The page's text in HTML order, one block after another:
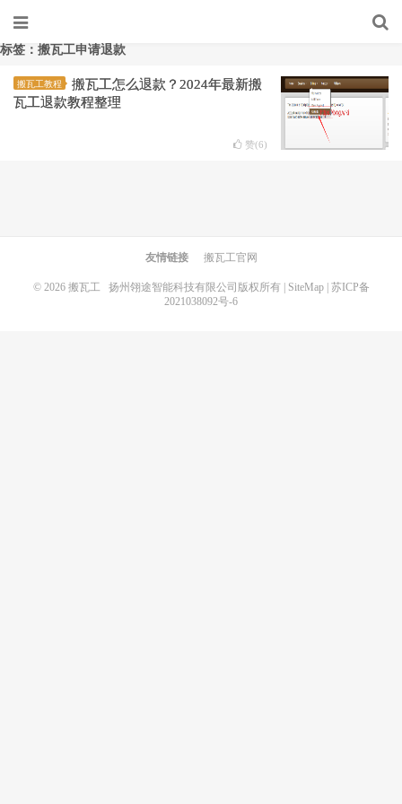
标签：搬瓦工申请退款
搬瓦工教程
搬瓦工怎么退款？2024年最新搬
瓦工退款教程整理
赞(6)
友情链接 搬瓦工官网
© 2026 搬瓦工扬州翎途智能科技有限公司版权所有 | SiteMap| 苏ICP备
2021038092号-6